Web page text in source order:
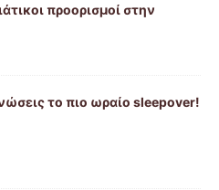
προορισμοί στην
το πιο ωραίο sleepover!